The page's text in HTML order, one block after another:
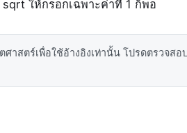
ให้กรอกเฉพาะค่าที่ 1 ก็พอ
าสตร์เพื่อใช้อ้างอิงเท่านั้น โปรดตรวจส